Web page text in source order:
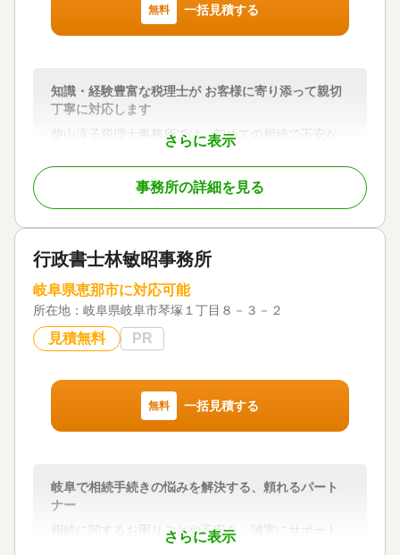
無料 一括見積する
さらに表示
知識・経験豊富な税理士が お客様に寄り添って親切
丁寧に対応します
柴山淳子税理士事務所では、初めての相続で不安な
お客様にも安心して相談いただけるよう親身なサポ
ートを心がけております。
お一人おひとりの相続への想いに耳を傾け、受けつ
ぐ方々に納得ご満足いただくために、悩みやご事情
に至るまできめ細かく配慮いたします。
初回のご相談から書類のやり取り、ご質問などの対
成・提出、最終報告まで、全て知識・経験豊富な代
表税理士が対応させていただきます。
また、遺言・認知症対策・節税などの生前対策、相
サポートなど、相続関連の相談について広く対応し
対応地域
岐阜県、愛知県（当事務所から概ね50km圏内まで可
能です）
事務所の詳細を見る
行政書士林敏昭事務所
岐阜県恵那市に対応可能
所在地： 岐阜県岐阜市琴塚１丁目８－３－２
見積無料 PR
無料 一括見積する
さらに表示
岐阜で相続手続きの悩みを解決する、頼れるパート
ナー
相続に関するお困りごとや不安を、誠実にサポート